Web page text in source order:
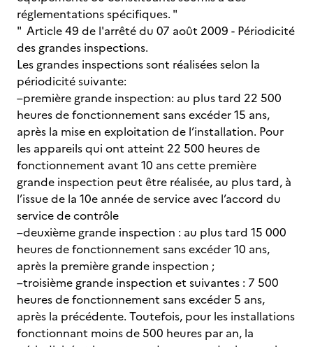
réglementations spécifiques. "
" Article 49 de l'arrêté du 07 août 2009 - Périodicité
des grandes inspections.
Les grandes inspections sont réalisées selon la
périodicité suivante:
–première grande inspection: au plus tard 22 500
heures de fonctionnement sans excéder 15 ans,
après la mise en exploitation de l’installation. Pour
les appareils qui ont atteint 22 500 heures de
fonctionnement avant 10 ans cette première
grande inspection peut être réalisée, au plus tard, à
l’issue de la 10e année de service avec l’accord du
service de contrôle
–deuxième grande inspection : au plus tard 15 000
heures de fonctionnement sans excéder 10 ans,
après la première grande inspection ;
–troisième grande inspection et suivantes : 7 500
heures de fonctionnement sans excéder 5 ans,
après la précédente. Toutefois, pour les installations
fonctionnant moins de 500 heures par an, la